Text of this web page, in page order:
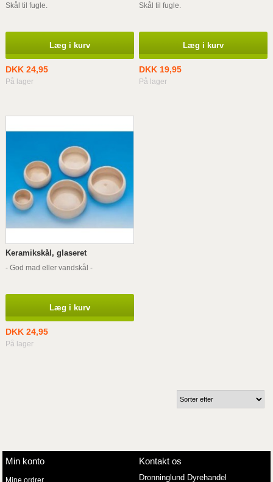
Skål til fugle.
Læg i kurv
DKK 24,95
På lager
Skål til fugle.
Læg i kurv
DKK 19,95
På lager
Keramikskål, glaseret
- God mad eller vandskål -
Læg i kurv
DKK 24,95
På lager
Min konto
Mine ordrer
Kontakt os
Dronninglund Dyrehandel